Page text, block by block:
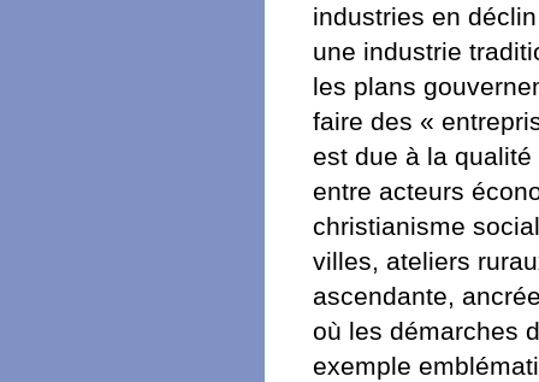
industries en
une industrie
les plans
faire des «
est due à la
entre acteurs
christianisme
villes, ateliers
ascendante,
où les démarches
exemple